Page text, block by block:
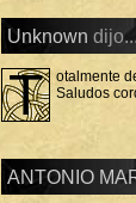
Unknown dijo...
T
otalmente
Saludos
ANTONIO